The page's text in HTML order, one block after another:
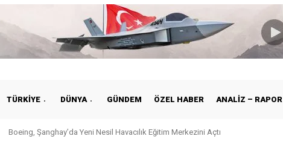
TÜRKIYE DÜNYA GÜNDEM ÖZEL HABER ANALIZ – RAPOR
Boeing, Şanghay’da Yeni Nesil Havacılık Eğitim Merkezini Açtı